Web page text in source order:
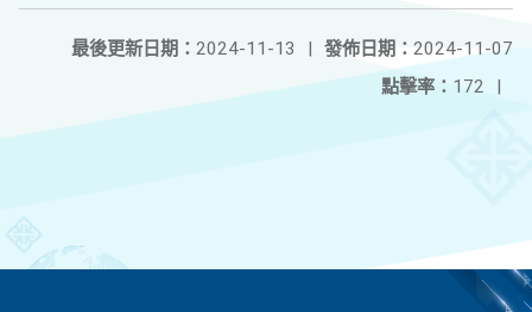
發佈日期： 2024-11-07
最後更新日期： 2024-11-13
|
點擊率： 172 |